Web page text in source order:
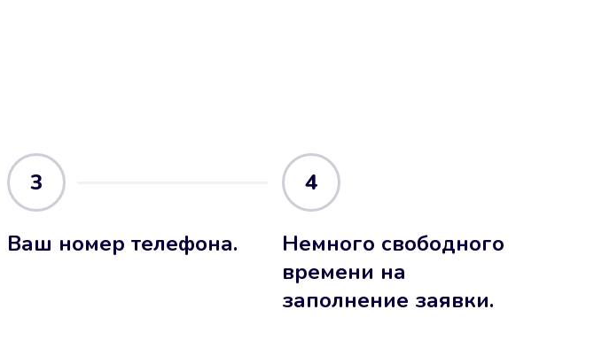
3
Ваш номер телефона.
4
Немного свободного
времени на
заполнение заявки.